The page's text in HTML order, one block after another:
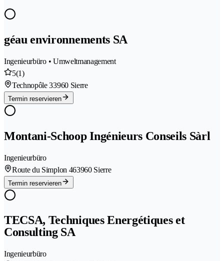
géau environnements SA
Ingenieurbüro • Umweltmanagement
5(1)
Technopôle 33960 Sierre
Termin reservieren
Montani-Schoop Ingénieurs Conseils Sàrl
Ingenieurbüro
Route du Simplon 463960 Sierre
Termin reservieren
TECSA, Techniques Energétiques et
Consulting SA
Ingenieurbüro